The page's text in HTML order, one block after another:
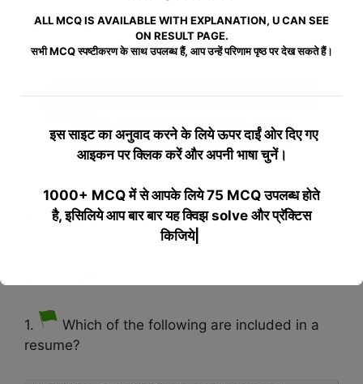
June 15, 2025 byadmin
1 2 3 4 5 6
7 8 9 10 >>
1.
Which of the following are included in a
resume?
ALL MCQ IS AVAILABLE WITH EXPLANATION, U CAN SEE
ON RESULT PAGE.
सभी MCQ स्पष्टीकरण के साथ उपलब्ध हैं, आप उन्हें परिणाम पृष्ठ पर देख सकते हैं।
इस साइट का अनुवाद करने के लियेऊपर दाईं ओर दिए गए
आइकन पर क्लिक करें और अपनी भाषा चुनें।
1000+ MCQ में से आपके लिये 75 MCQ उपलब्ध होते
है, इसिलिये आप बार बार यह क्विझ solve और प्रॅक्टिस
किजिये|